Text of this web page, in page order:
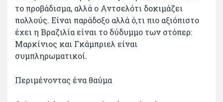
το προβάδισμα, αλλά ο Αντσελότι δοκιμάζει
πολλούς. Είναι παράδοξο αλλά ό,τι πιο αξιόπιστο
έχει η Βραζιλία είναι το δύδυμμο των στόπερ:
Μαρκίνιος και Γκάμπριελ είναι
συμπληρωματικοί.
Περιμένοντας ένα θαύμα